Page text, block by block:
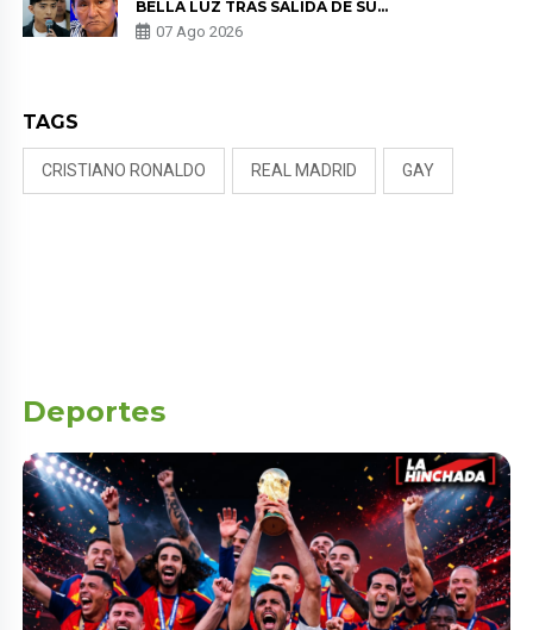
BELLA LUZ TRAS SALIDA DE SU
PADRE POR POLÉMICA CON
NALDY SALDAÑA
07 Ago 2026
TAGS
CRISTIANO RONALDO REAL MADRID GAY
Deportes